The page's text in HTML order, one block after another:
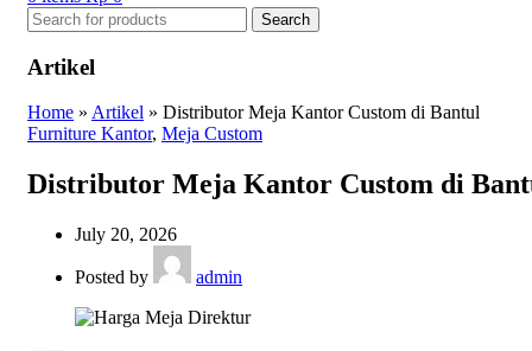
Search
Artikel
Home » Artikel » Distributor Meja Kantor Custom di Bantul
Furniture Kantor, Meja Custom
Distributor Meja Kantor Custom di
July 20, 2026
Posted by admin